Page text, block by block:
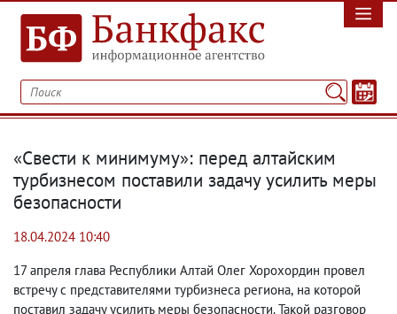
«Свести к минимуму»: перед алтайским
турбизнесом поставили задачу усилить меры
безопасности
18.04.2024 10:40
17 апреля глава Республики Алтай Олег Хорохордин провел
встречу с представителями турбизнеса региона, на которой
поставил задачу усилить меры безопасности. Такой разговор